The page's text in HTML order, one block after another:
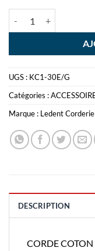
UGS : KC1-30E/G
Catégories :
Marque : Ledent Corderie
DESCRIPTION
CORDE